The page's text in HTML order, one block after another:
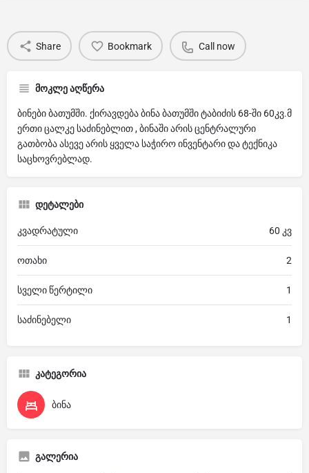
Share Bookmark Call now
მოკლე აღწერა
ბინები ბათუმში. ქირავდება ბინა ბათუმში ტაბიძის 68-ში 60კვ.მ
ერთი ცალკე საძინებლით , ბინაში არის ცენტრალური
გათბობა ასევე არის ყველა საჭირო ინვენტარი და ტექნიკა
საცხოვრებლად.
დეტალები
კვადრატული 60 კვ
ოთახი 2
სველი წერტილი 1
საძინებელი 1
კატეგორია
ბინა
გალერია